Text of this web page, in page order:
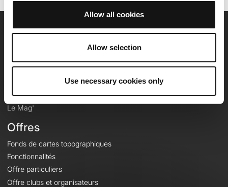
Allow all cookies
Allow selection
Use necessary cookies only
Carrières
Contact
Le Mag'
Offres
Fonds de cartes topographiques
Fonctionnalités
Offre particuliers
Offre clubs et organisateurs